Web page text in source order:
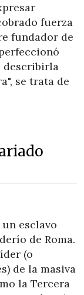
fuerza
fundador de
describirla
se trata de
esclavo
de Roma.
(o
de la masiva
la Tercera